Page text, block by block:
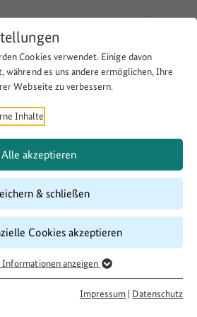
Cookies verwendet. Einige davon
während es uns andere ermöglichen, Ihre
Webseite zu verbessern.
Inhalte
Alle akzeptieren
& schließen
Cookies akzeptieren
anzeigen
Impressum | Datenschutz
in der
Download